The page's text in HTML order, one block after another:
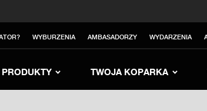
WYBURZENIA AMBASADORZY WYDARZENIA
PRODUKTY TWOJA KOPARKA
Switch to
Switch to Sweden Switch
Switch to Japan Switch to Italy